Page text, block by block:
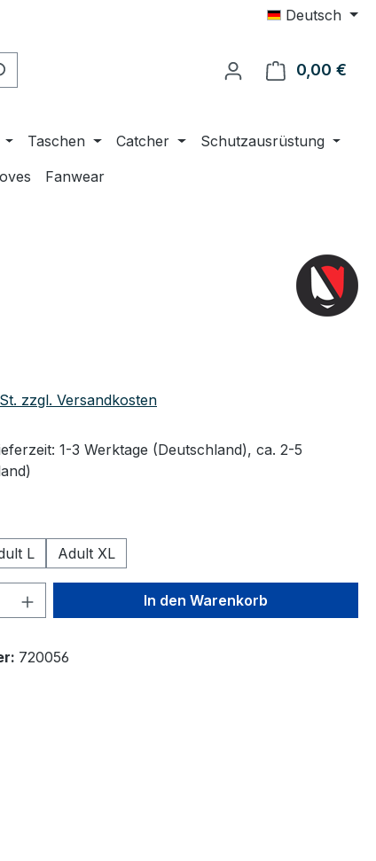
Deutsch
0,00 €
Taschen Catcher
Schutzausrüstung
Fanwear
zzgl. Versandkosten
1-3 Werktage (Deutschland), ca. 2-5
L Adult XL
Gib den gewünschten Wert
In den Warenkorb
720056